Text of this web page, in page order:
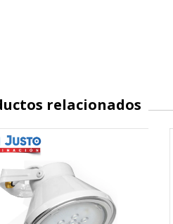
relacionados